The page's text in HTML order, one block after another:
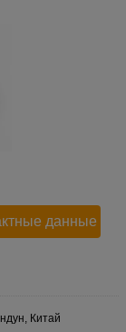
данные
Китай